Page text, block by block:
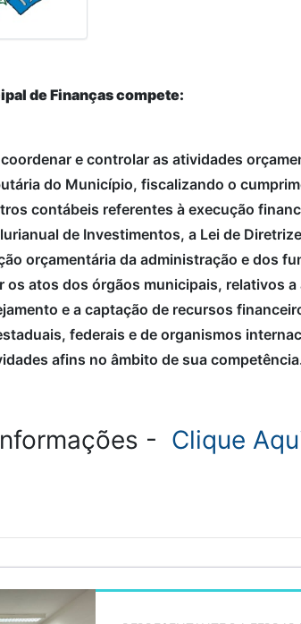
de Finanças compete:
e controlar as atividades
do Município, fiscalizando o
contábeis referentes à execução
de Investimentos, a Lei de
orçamentária da administração e dos
os atos dos órgãos municipais, relativos
e a captação de recursos
federais e de organismos
afins no âmbito de sua
- Clique